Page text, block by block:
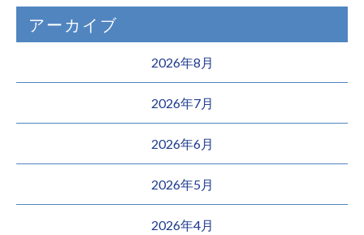
アーカイブ
2026年8月
2026年7月
2026年6月
2026年5月
2026年4月